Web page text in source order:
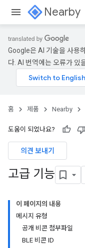
Nearby
Google은 AI 기술을 사용
다. AI 번역에는 오류가 있
홈 제품 Nearby
도움이 되었나요?
의견 보내기
고급 기능
이 페이지의 내용
메시지 유형
공개 비콘 첨부파일
BLE 비콘 ID